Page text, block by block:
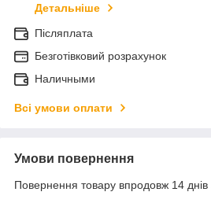
Детальніше
Післяплата
Безготівковий розрахунок
Наличными
Всі умови оплати
Умови повернення
Повернення товару впродовж 14 днів